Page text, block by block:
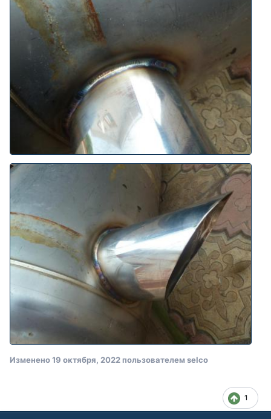
Изменено19 октября, 2022пользователем selco
1